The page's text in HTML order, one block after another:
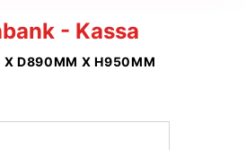
MERKEN- Kassa
D890MM X H950MM